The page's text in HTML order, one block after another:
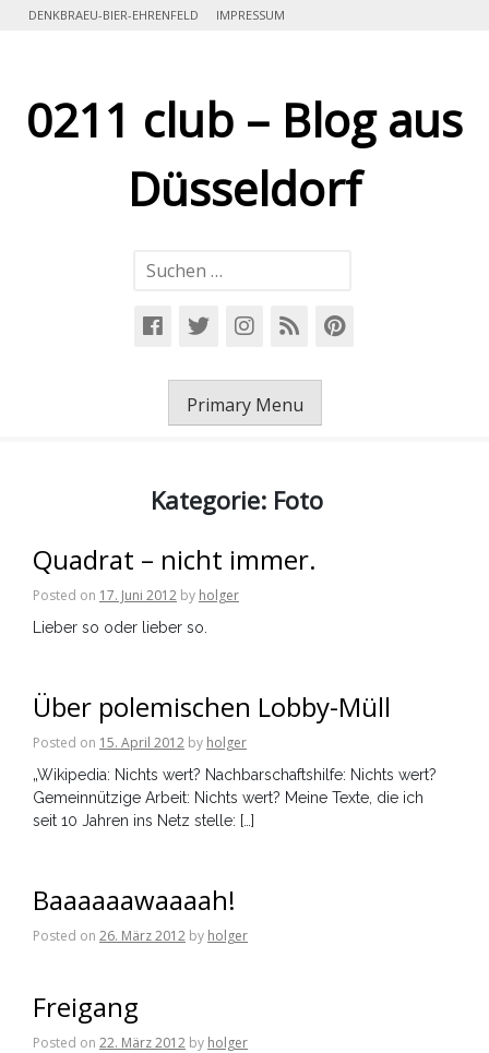
SkipDENKBRAEU-BIER-EHRENFELD IMPRESSUM
0211 club – Blog aus
Düsseldorf
Suchen
Primary Menu
Kategorie: Foto
Quadrat – nicht immer.
Posted on 17. Juni 2012 by holger
Lieber so oder lieber so.
Über polemischen Lobby-Müll
Posted on 15. April 2012 by holger
„Wikipedia: Nichts wert? Nachbarschaftshilfe: Nichts wert?
Gemeinnützige Arbeit: Nichts wert? Meine Texte, die ich
seit 10 Jahren ins Netz stelle: […]
Baaaaaawaaaah!
Posted on 26. März 2012 by holger
Freigang
Posted on 22. März 2012 by holger